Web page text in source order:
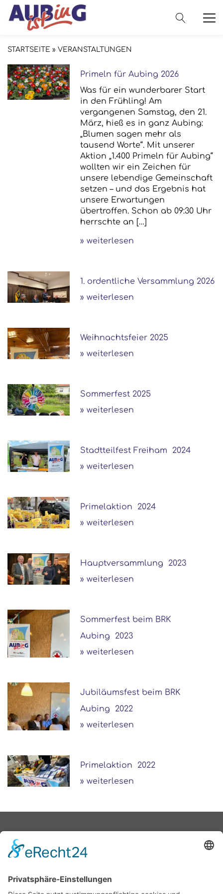
STARTSEITE » VERANSTALTUNGEN
Primeln für Aubing 2026
Was für ein wunderbarer Start
in den Frühling! Am
vergangenen Samstag, den 21.
März, hieß es in ganz Aubing:
„Blumen sagen mehr als
tausend Worte“. Mit unserer
Aktion „1.400 Primeln für Aubing“
wollten wir ein Zeichen für
unsere lebendige Gemeinschaft
setzen – und das Ergebnis hat
unsere Erwartungen
übertroffen. Schon ab 09:30 Uhr
herrschte an […]
» weiterlesen
1. ordentliche Versammlung 2026
» weiterlesen
Weihnachtsfeier 2025
» weiterlesen
Sommerfest 2025
» weiterlesen
Stadtteilfest Freiham 2024
» weiterlesen
Primelaktion 2024
» weiterlesen
Hauptversammlung 2023
» weiterlesen
Sommerfest beim BRK
Aubing 2023
» weiterlesen
Jubiläumsfest beim BRK
Aubing 2022
» weiterlesen
Primelaktion 2022
» weiterlesen
Aubing ist in e.V.
Geschäftsleute und
Unternehmer aus